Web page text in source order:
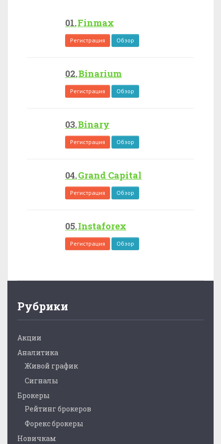
Finmax
Регистрация Обзор
Binarium
Регистрация Обзор
Binary
Регистрация Обзор
Grand Capital
Регистрация Обзор
Instaforex
Регистрация Обзор
Рубрики
Акции
Аналитика
Живой график
Сигналы
Брокеры
Рейтинг брокеров
Форекс брокеры
Новичкам